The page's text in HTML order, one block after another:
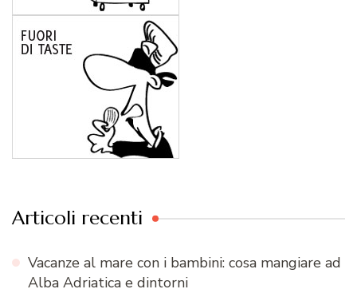
Articoli recenti
Vacanze al mare con i bambini: cosa mangiare ad
Alba Adriatica e dintorni